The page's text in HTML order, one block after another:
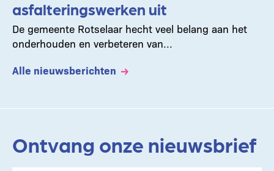
asfalteringswerken uit
De gemeente Rotselaar hecht veel belang aan het
onderhouden en verbeteren van...
Alle nieuwsberichten
Ontvang onze nieuwsbrief